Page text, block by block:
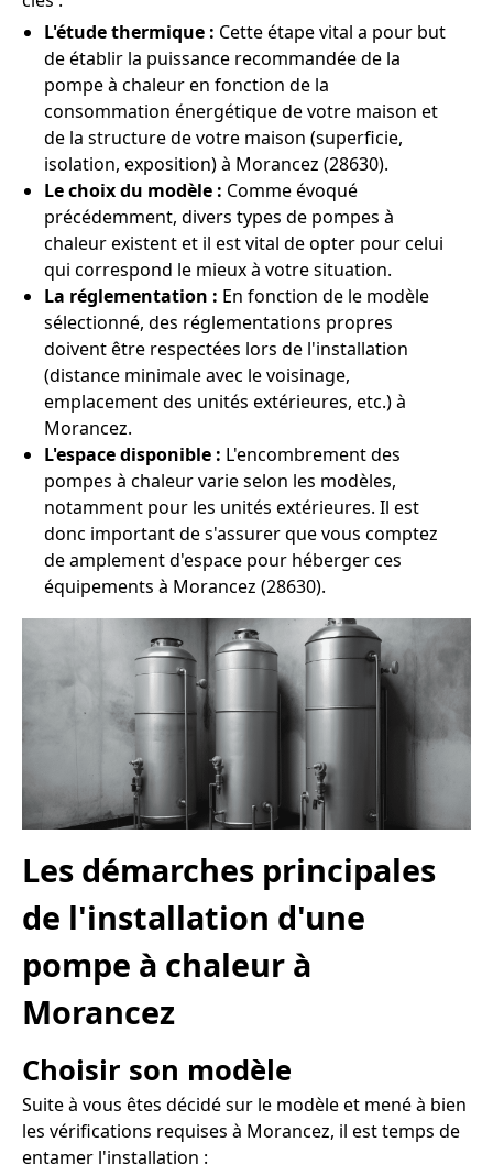
L'étude thermique : Cette étape vital a pour but
de établir la puissance recommandée de la
pompe à chaleur en fonction de la
consommation énergétique de votre maison et
de la structure de votre maison (superficie,
isolation, exposition) à Morancez (28630).
Le choix du modèle : Comme évoqué
précédemment, divers types de pompes à
chaleur existent et il est vital de opter pour celui
qui correspond le mieux à votre situation.
La réglementation : En fonction de le modèle
sélectionné, des réglementations propres
doivent être respectées lors de l'installation
(distance minimale avec le voisinage,
emplacement des unités extérieures, etc.) à
Morancez.
L'espace disponible : L'encombrement des
pompes à chaleur varie selon les modèles,
notamment pour les unités extérieures. Il est
donc important de s'assurer que vous comptez
de amplement d'espace pour héberger ces
équipements à Morancez (28630).
Les démarches principales
de l'installation d'une
pompe à chaleur à
Morancez
Choisir son modèle
Suite à vous êtes décidé sur le modèle et mené à bien
les vérifications requises à Morancez, il est temps de
entamer l'installation :